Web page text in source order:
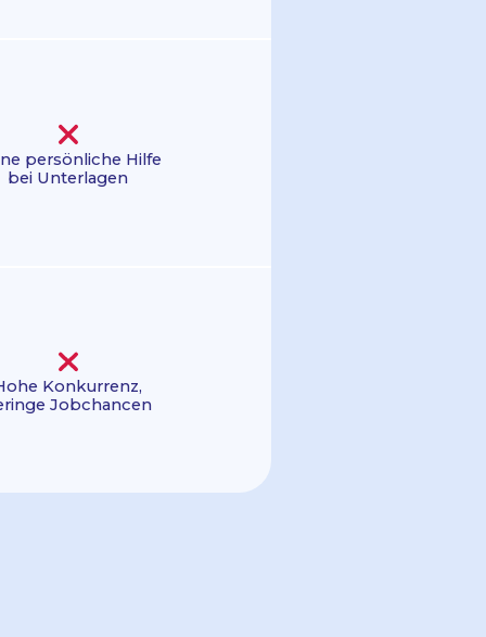
persönliche Hilfe
bei Unterlagen
Konkurrenz,
Jobchancen